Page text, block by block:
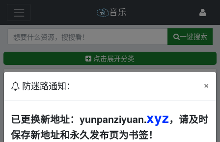
音乐
一键搜索
点击展开分类
最新 精华
92kHz【2.2GB】 日韩 合集 夸克
← zxc3698 22天前
防迷路通知： ×
已更换新地址：yunpanziyuan.xyz，请及时
保存新地址和永久发布页为书签！